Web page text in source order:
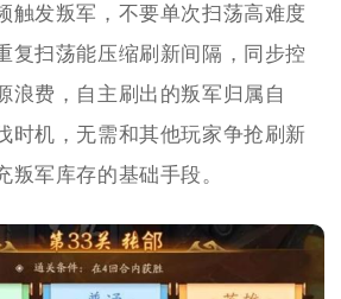
触发叛军，不要单次扫荡高难度
复扫荡能压缩刷新间隔，同步控
浪费，自主刷出的叛军归属自
时机，无需和其他玩家争抢刷新
叛军库存的基础手段。